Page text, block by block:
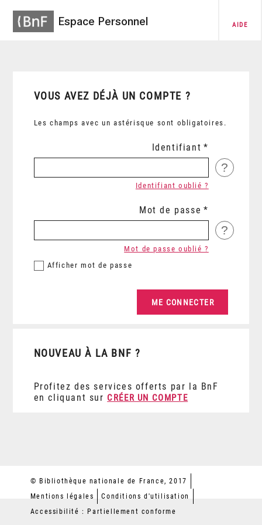
Espace Personnel AIDE
VOUS AVEZ DÉJÀ UN COMPTE ?
Les champs avec un astérisque sont obligatoires.
Identifiant
?
Identifiant oublié ?
Mot de passe
?
Afficher mot de passe
Mot de passe oublié ?
NOUVEAU À LA BNF ?
Profitez des services offerts par la BnF
en cliquant sur CRÉER UN COMPTE
© Bibliothèque nationale de France, 2017
Mentions légales
Conditions d'utilisation
Accessibilité : Partiellement conforme